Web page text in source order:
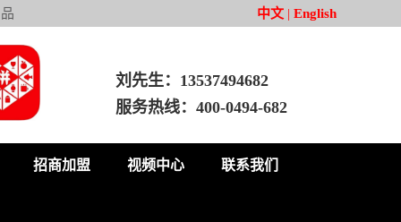
中文 | English
刘先生：13537494682
服务热线：400-0494-682
招商加盟 视频中心 联系我们